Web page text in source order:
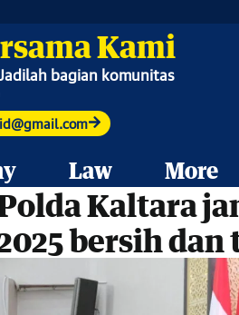
Kami
bagian komunitas
Law More
Kaltara
bersih